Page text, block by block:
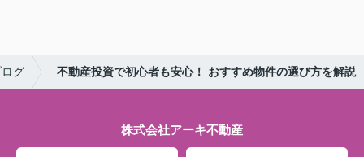
グ 不動産投資で初心者も安心！ おすすめ物件の選び方を解説
株式会社アーキ不動産